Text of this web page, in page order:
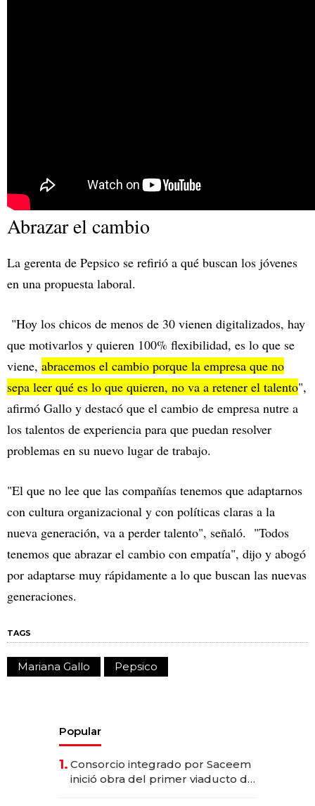
Abrazar el cambio
La gerenta de Pepsico se refirió a qué buscan los jóvenes
en una propuesta laboral.
"Hoy los chicos de menos de 30 vienen digitalizados, hay
que motivarlos y quieren 100% flexibilidad, es lo que se
viene, abracemos el cambio porque la empresa que no
sepa leer qué es lo que quieren, no va a retener el talento",
afirmó Gallo y destacó que el cambio de empresa nutre a
los talentos de experiencia para que puedan resolver
problemas en su nuevo lugar de trabajo.
"El que no lee que las compañías tenemos que adaptarnos
con cultura organizacional y con políticas claras a la
nueva generación, va a perder talento", señaló. "Todos
tenemos que abrazar el cambio con empatía", dijo y abogó
por adaptarse muy rápidamente a lo que buscan las nuevas
generaciones.
TAGS
Mariana Gallo Pepsico
Popular
1. Consorcio integrado por Saceem
inició obra del primer viaducto de